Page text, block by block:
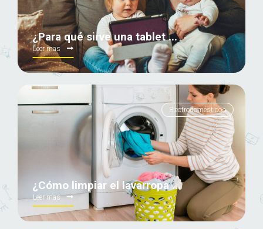
¿Para qué sirve una tablet ...
Leer mas
Electrodomésticos
¿Cómo limpiar el lavarropa ...
Leer mas